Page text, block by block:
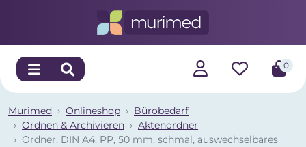
0
Murimed Onlineshop
Bürobedarf
Ordnen & Archivieren
Aktenordner
Ordner, DIN A4, PP, 50 mm, schmal, auswechselbares